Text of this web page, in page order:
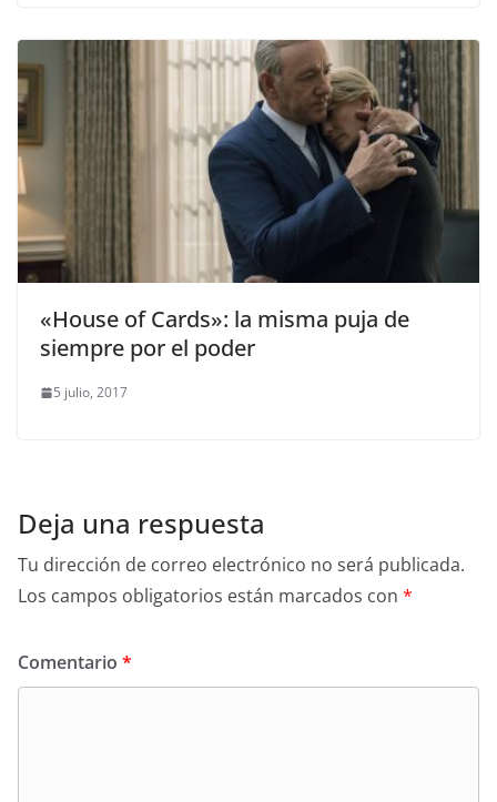
«House of Cards»: la misma puja de
siempre por el poder
5 julio, 2017
Deja una respuesta
Tu dirección de correo electrónico no será publicada.
Los campos obligatorios están marcados con *
Comentario *